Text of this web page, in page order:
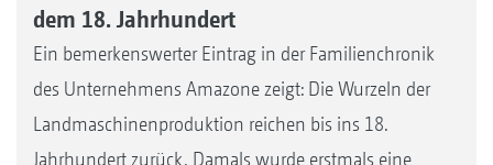
dem 18. Jahrhundert
Ein bemerkenswerter Eintrag in der Familienchronik
des Unternehmens Amazone zeigt: Die Wurzeln der
Landmaschinenproduktion reichen bis ins 18.
Jahrhundert zurück. Damals wurde erstmals eine